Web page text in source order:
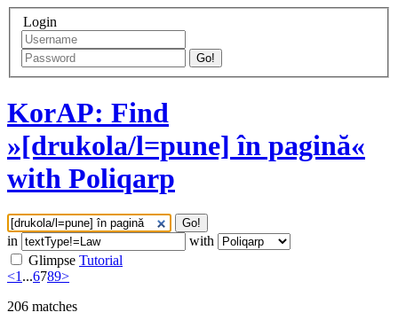
Login
Go!
KorAP: Find
»[drukola/l=pune] în pagină«
with Poliqarp
Go!
in
with
Glimpse Tutorial
<1...6789>
206 matches